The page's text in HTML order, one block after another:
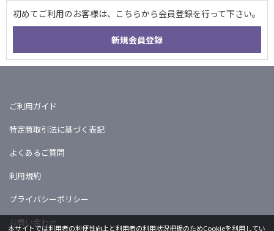
ご利用ガイド
特定商取引法に基づく表記
よくあるご質問
利用規約
プライバシーポリシー
お問い合わせ
本サイトでは利用者の利便性向上と利用者の利用状況把握のためCookieを利用してい